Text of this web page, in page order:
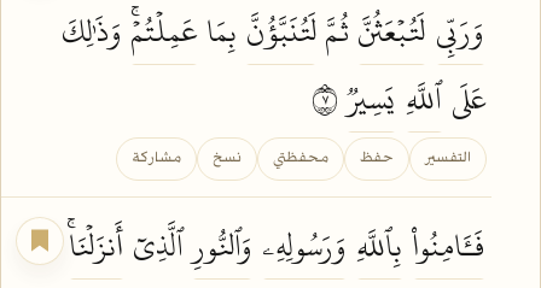
وَرَبِّي لَتُبۡعَثُنَّثُمَّلَتُنَبَّؤُنَّ بِمَاعَمِلۡتُمۡۚ وَذَٰلِكَ
عَلَىٱللَّهِ يَسِيرٞ٧
التفسير حفظ محفظتي نسخ مشاركة
فَـَٔامِنُواْ بِٱللَّهِ وَرَسُولِهِۦ وَٱلنُّورِٱلَّذِيٓأَنزَلۡنَاۚ